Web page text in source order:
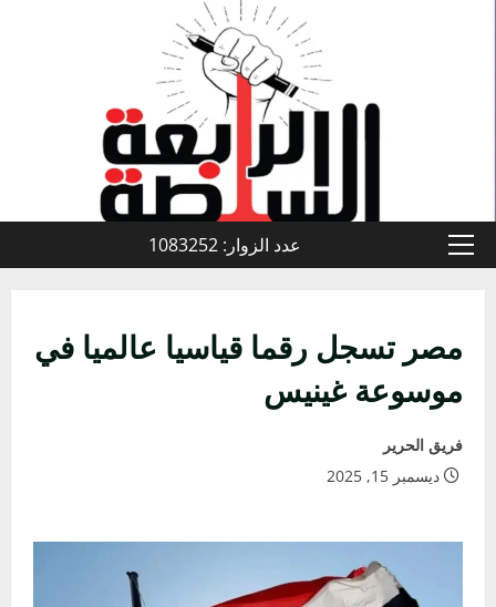
القائمة
عدد الزوار: 1083252
مصر تسجل رقما قياسيا عالميا في
موسوعة غينيس
فريق الحرير
ديسمبر 15, 2025